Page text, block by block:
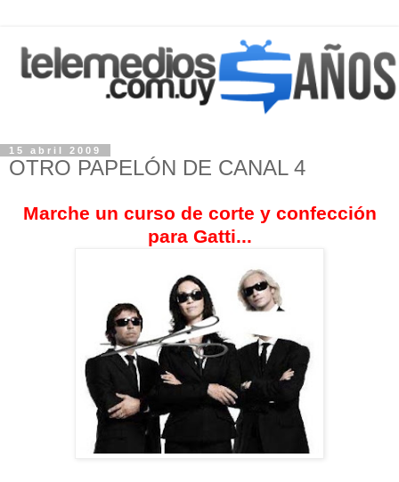
15 abril 2009
OTRO PAPELÓN DE CANAL 4
Marche un curso de corte y confección
para Gatti...